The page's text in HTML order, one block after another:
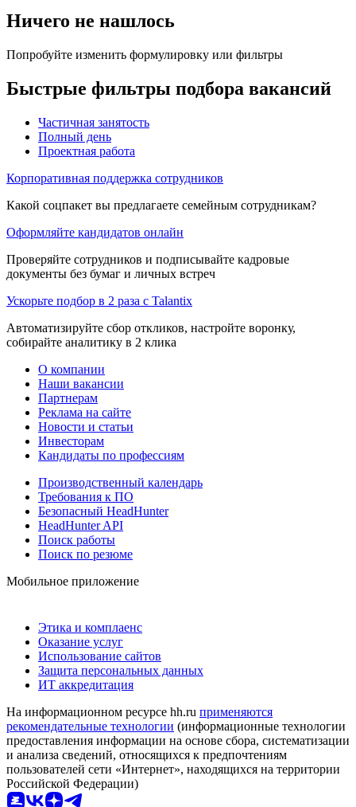
Ничего не нашлось
Попробуйте изменить формулировку или фильтры
Быстрые фильтры подбора вакансий
Частичная занятость
Полный день
Проектная работа
Корпоративная поддержка сотрудников
Какой соцпакет вы предлагаете семейным сотрудникам?
Оформляйте кандидатов онлайн
Проверяйте сотрудников и подписывайте кадровые
документы без бумаг и личных встреч
Ускорьте подбор в 2 раза с Talantix
Автоматизируйте сбор откликов, настройте воронку,
собирайте аналитику в 2 клика
О компании
Наши вакансии
Партнерам
Реклама на сайте
Новости и статьи
Инвесторам
Кандидаты по профессиям
Производственный календарь
Требования к ПО
Безопасный HeadHunter
HeadHunter API
Поиск работы
Поиск по резюме
Мобильное приложение
Этика и комплаенс
Оказание услуг
Использование сайтов
Защита персональных данных
ИТ аккредитация
На информационном ресурсе hh.ru применяются
рекомендательные технологии (информационные технологии
предоставления информации на основе сбора, систематизации
и анализа сведений, относящихся к предпочтениям
пользователей сети «Интернет», находящихся на территории
Российской Федерации)